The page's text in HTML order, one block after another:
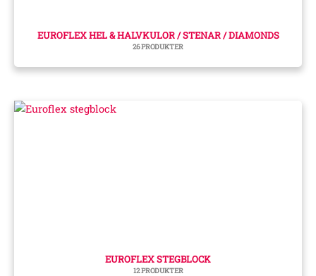
EUROFLEX HEL & HALVKULOR / STENAR / DIAMONDS
26 PRODUKTER
EUROFLEX STEGBLOCK
12 PRODUKTER